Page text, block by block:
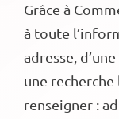
Grâce à
à toute
adresse,
une
renseigner :